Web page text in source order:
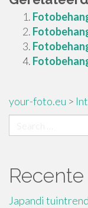
your-foto.eu >
for:
Japandi